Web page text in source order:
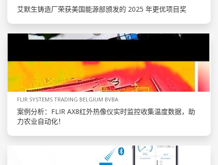
艾默生铸造厂荣获美国能源部颁发的 2025 年更优项目奖
FLIR SYSTEMS TRADING BELGIUM BVBA
案例分析：FLIR AX8红外热像仪实时监控收集温度数据，助
力农业自动化！